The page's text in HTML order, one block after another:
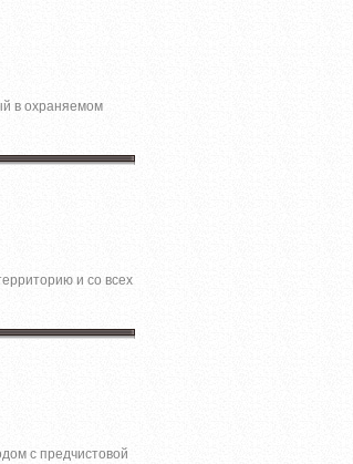
в охраняемом
и со всех
c пpeдчистовой